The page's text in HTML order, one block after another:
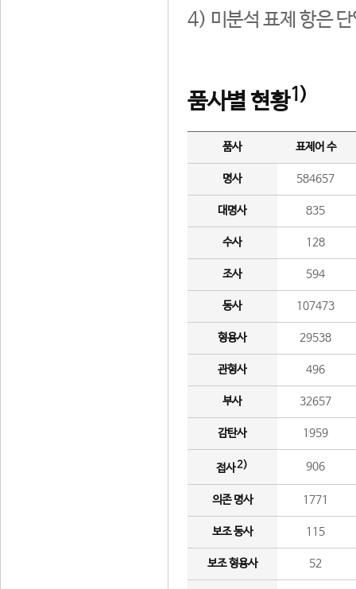
4) 미분석 표제 항은
품사별 현황1)
품사 표제어 수
명사 584657
대명사 835
수사 128
조사 594
동사 107473
형용사 29538
관형사 496
부사 32657
감탄사 1959
접사2) 906
의존 명사 1771
보조 동사 115
보조 형용사 52